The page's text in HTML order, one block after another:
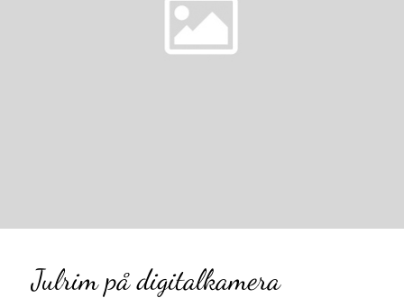
Julrim på digitalkamera